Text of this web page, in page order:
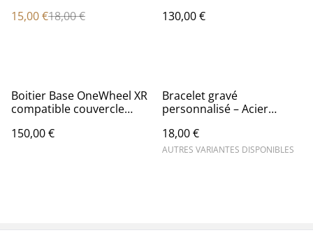
15,00 €18,00 € 130,00 €
Boitier Base OneWheel XR
compatible couvercle
21700
150,00 €
Bracelet gravé
personnalisé – Acier
doré
18,00 €
AUTRES VARIANTES DISPONIBLES